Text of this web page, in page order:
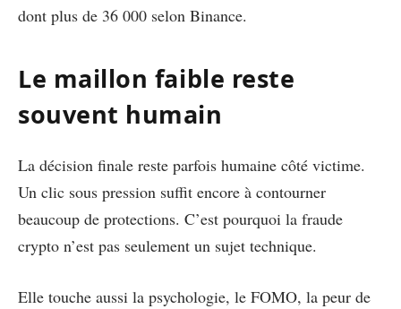
dont plus de 36 000 selon Binance.
Le maillon faible reste
souvent humain
La décision finale reste parfois humaine côté victime.
Un clic sous pression suffit encore à contourner
beaucoup de protections. C’est pourquoi la fraude
crypto n’est pas seulement un sujet technique.
Elle touche aussi la psychologie, le FOMO, la peur de